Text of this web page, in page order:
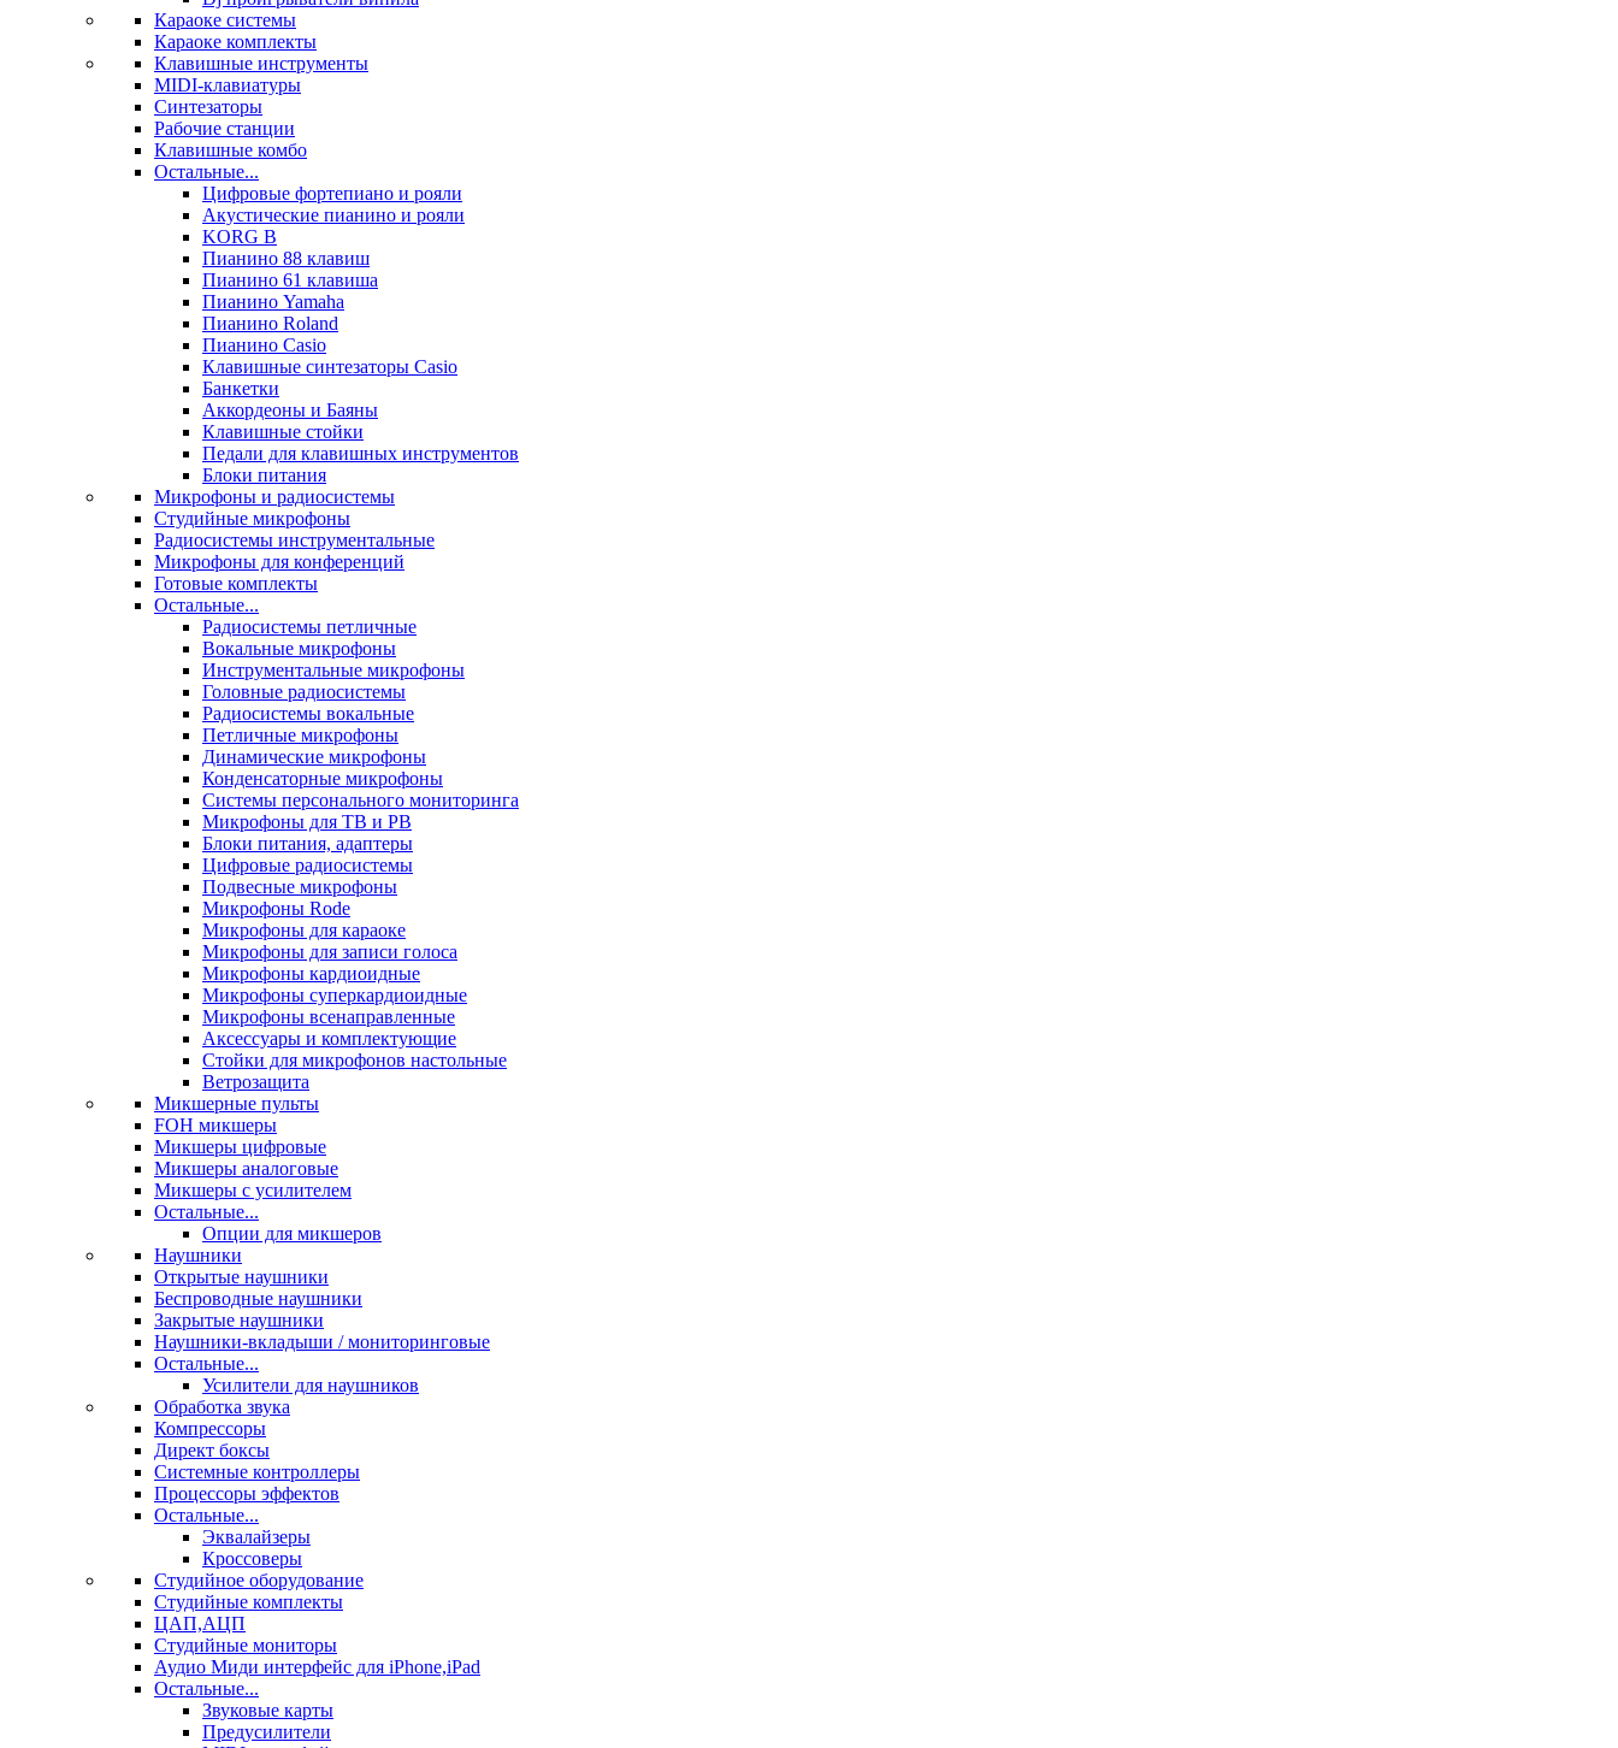
Караоке системы
Караоке комплекты
Клавишные инструменты
MIDI-клавиатуры
Синтезаторы
Рабочие станции
Клавишные комбо
Остальные...
Цифровые фортепиано и рояли
Акустические пианино и рояли
KORG B
Пианино 88 клавиш
Пианино 61 клавиша
Пианино Yamaha
Пианино Roland
Пианино Casio
Клавишные синтезаторы Casio
Банкетки
Аккордеоны и Баяны
Клавишные стойки
Педали для клавишных инструментов
Блоки питания
Микрофоны и радиосистемы
Студийные микрофоны
Радиосистемы инструментальные
Микрофоны для конференций
Готовые комплекты
Остальные...
Радиосистемы петличные
Вокальные микрофоны
Инструментальные микрофоны
Головные радиосистемы
Радиосистемы вокальные
Петличные микрофоны
Динамические микрофоны
Конденсаторные микрофоны
Системы персонального мониторинга
Микрофоны для ТВ и РВ
Блоки питания, адаптеры
Цифровые радиосистемы
Подвесные микрофоны
Микрофоны Rode
Микрофоны для караоке
Микрофоны для записи голоса
Микрофоны кардиоидные
Микрофоны суперкардиоидные
Микрофоны всенаправленные
Аксессуары и комплектующие
Стойки для микрофонов настольные
Ветрозащита
Микшерные пульты
FOH микшеры
Микшеры цифровые
Микшеры аналоговые
Микшеры с усилителем
Остальные...
Опции для микшеров
Наушники
Открытые наушники
Беспроводные наушники
Закрытые наушники
Наушники-вкладыши / мониторинговые
Остальные...
Усилители для наушников
Обработка звука
Компрессоры
Директ боксы
Системные контроллеры
Процессоры эффектов
Остальные...
Эквалайзеры
Кроссоверы
Студийное оборудование
Студийные комплекты
ЦАП,АЦП
Студийные мониторы
Аудио Миди интерфейс для iPhone,iPad
Остальные...
Звуковые карты
Предусилители